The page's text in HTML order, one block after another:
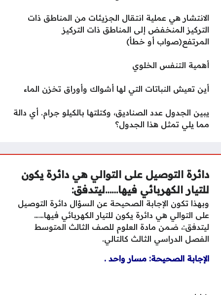
الانتشار هي عملية انتقال الجزيئات من المناطق ذات
التركيز المنخفض إلى المناطق ذات التركيز
المرتفع(صواب أو خطأ)
أهمية التنفس الخلوي
أين تعيش النباتات التي لها أشواك وأوراق تخزن الماء
يبين الجدول عدد الصناديق، وكتلتها بالكيلو جرام. أي دالة
مما يلي تمثل هذا الجدول؟
دائرة التوصيل على التوالي هي دائرة يكون
للتيار الكهربائي فيها……ليتدفق:
وبهذا تكون الإجابة الصحيحة عن السؤال دائرة التوصيل
على التوالي هي دائرة يكون للتيار الكهربائي فيها……
ليتدفق:، ضمن مادة العلوم للصف الثالث المتوسط
الفصل الدراسي الثالث كالتالي.
الإجابة الصحيحة: مسار واحد .